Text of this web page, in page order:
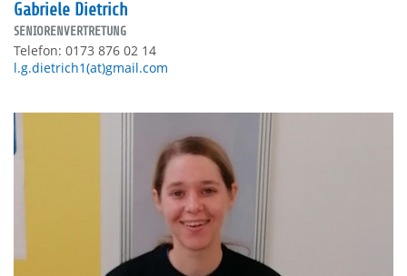
Gabriele Dietrich
SENIORENVERTRETUNG
Telefon: 0173 876 02 14
l.g.dietrich1(at)gmail.com